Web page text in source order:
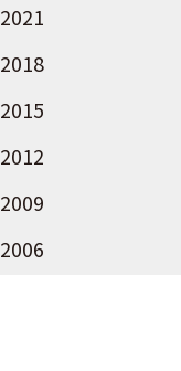
2021
2018
2015
2012
2009
2006